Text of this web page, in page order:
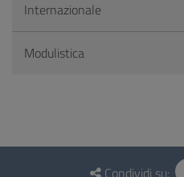
Internazionale
Modulistica
Questionario
Condividi su: